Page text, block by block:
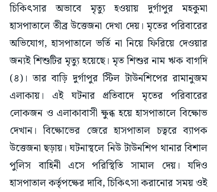
চিকিৎসার অভাবে মৃত্যু হওয়ায় দুর্গাপুর মহকুমা
হাসপাতালে তীব্র উত্তেজনা দেখা দেয়। মৃতের পরিবারের
অভিযোগ, হাসপাতালে ভর্তি না নিয়ে ফিরিয়ে দেওয়ার
জন্যই শিশুটির মৃত্যু হয়েছে। মৃত শিশুর নাম ঋক বাগদি
(৪)। তার বাড়ি দুর্গাপুর স্টিল টাউনশিপের রামানুজম
এলাকায়। এই ঘটনার প্রতিবাদে মৃতের পরিবারের
লোকজন ও এলাকাবাসী ক্ষুব্ধ হয়ে হাসপাতালে বিক্ষোভ
দেখান। বিক্ষোভের জেরে হাসপাতাল চত্বরে ব্যাপক
উত্তেজনা ছড়ায়। ঘটনাস্থলে নিউ টাউনশিপ থানার বিশাল
পুলিস বাহিনী এসে পরিস্থিতি সামাল দেয়। যদিও
হাসপাতাল কর্তৃপক্ষের দাবি, চিকিৎসা করানোর সময় ওই